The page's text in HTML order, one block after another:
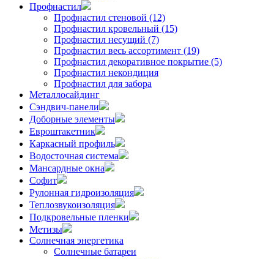
Профнастил
Профнастил стеновой (12)
Профнастил кровельный (15)
Профнастил несущий (7)
Профнастил весь ассортимент (19)
Профнастил декоративное покрытие (5)
Профнастил некондиция
Профнастил для забора
Металлосайдинг
Сэндвич-панели
Доборные элементы
Евроштакетник
Каркасный профиль
Водосточная система
Мансардные окна
Софит
Рулонная гидроизоляция
Теплозвукоизоляция
Подкровельные пленки
Метизы
Солнечная энергетика
Солнечные батареи